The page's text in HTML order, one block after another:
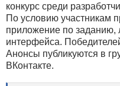
конкурс среди
По условию участникам
приложение по заданию,
интерфейса.
Анонсы публикуются в
ВКонтакте.